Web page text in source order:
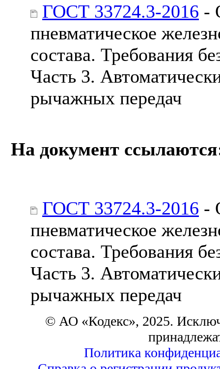
ГОСТ 33724.3-2016 -
пневматическое
состава. Требования
Часть 3.
рычажных передач
На документ
ГОСТ 33724.3-2016 -
пневматическое
состава. Требования
Часть 3.
рычажных передач
© АО «Кодекс», 2025.
Политика